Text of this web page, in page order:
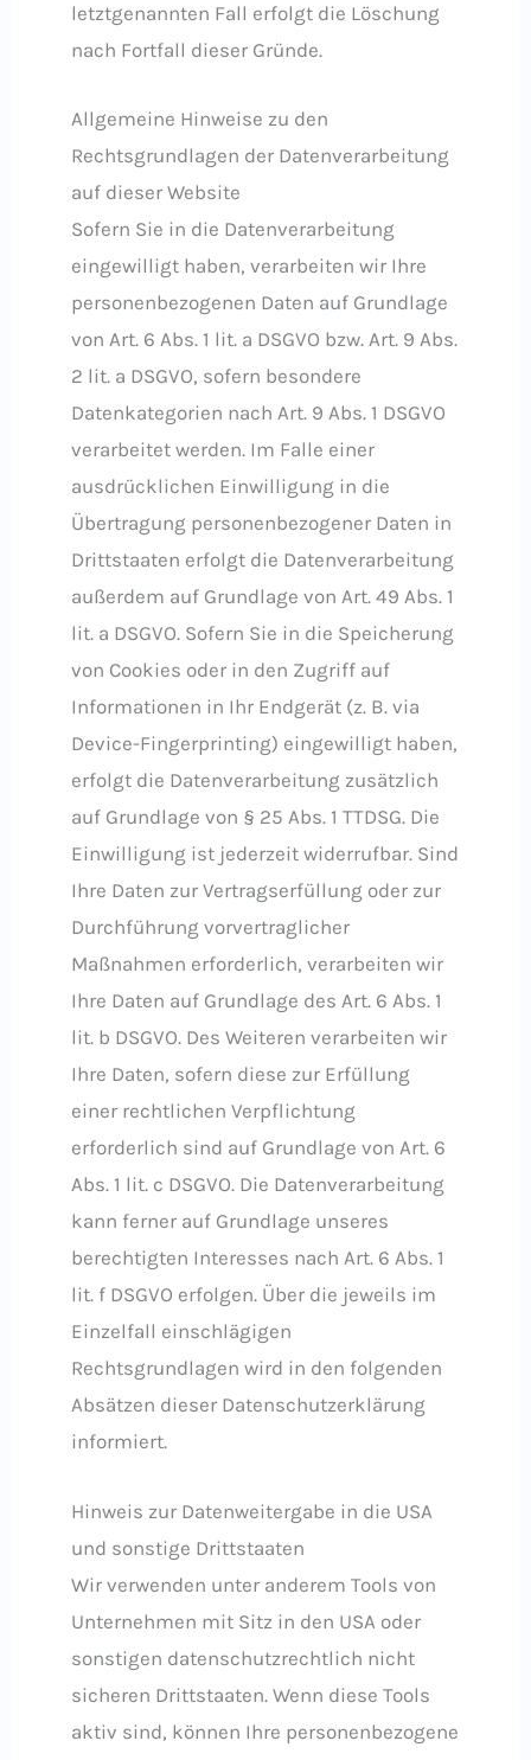
letztgenannten Fall erfolgt die Löschung
nach Fortfall dieser Gründe.
Allgemeine Hinweise zu den
Rechtsgrundlagen der Datenverarbeitung
auf dieser Website
Sofern Sie in die Datenverarbeitung
eingewilligt haben, verarbeiten wir Ihre
personenbezogenen Daten auf Grundlage
von Art. 6 Abs. 1 lit. a DSGVO bzw. Art. 9 Abs.
2 lit. a DSGVO, sofern besondere
Datenkategorien nach Art. 9 Abs. 1 DSGVO
verarbeitet werden. Im Falle einer
ausdrücklichen Einwilligung in die
Übertragung personenbezogener Daten in
Drittstaaten erfolgt die Datenverarbeitung
außerdem auf Grundlage von Art. 49 Abs. 1
lit. a DSGVO. Sofern Sie in die Speicherung
von Cookies oder in den Zugriff auf
Informationen in Ihr Endgerät (z. B. via
Device-Fingerprinting) eingewilligt haben,
erfolgt die Datenverarbeitung zusätzlich
auf Grundlage von § 25 Abs. 1 TTDSG. Die
Einwilligung ist jederzeit widerrufbar. Sind
Ihre Daten zur Vertragserfüllung oder zur
Durchführung vorvertraglicher
Maßnahmen erforderlich, verarbeiten wir
Ihre Daten auf Grundlage des Art. 6 Abs. 1
lit. b DSGVO. Des Weiteren verarbeiten wir
Ihre Daten, sofern diese zur Erfüllung
einer rechtlichen Verpflichtung
erforderlich sind auf Grundlage von Art. 6
Abs. 1 lit. c DSGVO. Die Datenverarbeitung
kann ferner auf Grundlage unseres
berechtigten Interesses nach Art. 6 Abs. 1
lit. f DSGVO erfolgen. Über die jeweils im
Einzelfall einschlägigen
Rechtsgrundlagen wird in den folgenden
Absätzen dieser Datenschutzerklärung
informiert.
Hinweis zur Datenweitergabe in die USA
und sonstige Drittstaaten
Wir verwenden unter anderem Tools von
Unternehmen mit Sitz in den USA oder
sonstigen datenschutzrechtlich nicht
sicheren Drittstaaten. Wenn diese Tools
aktiv sind, können Ihre personenbezogene